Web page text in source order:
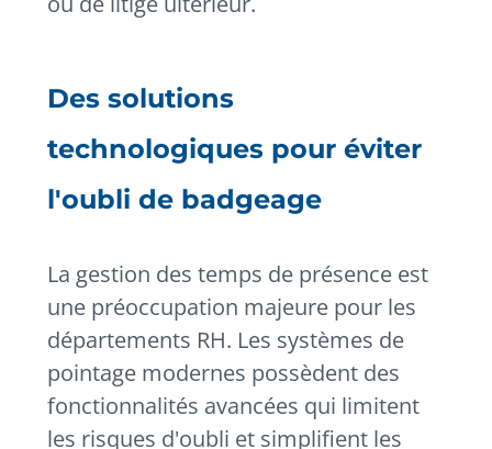
Des solutions
technologiques pour éviter
l'oubli de badgeage
La gestion des temps de présence est
une préoccupation majeure pour les
départements RH. Les systèmes de
pointage modernes possèdent des
fonctionnalités avancées qui limitent
les risques d'oubli et simplifient les